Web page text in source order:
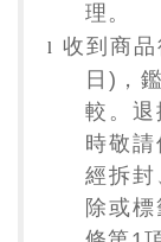
理。
l 收到商
日 ) ，
較。退
時敬
經拆
除或